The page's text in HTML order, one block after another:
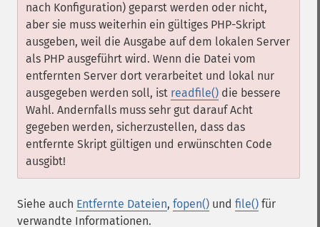
nach Konfiguration) geparst werden oder nicht,
aber sie muss weiterhin ein gültiges PHP-Skript
ausgeben, weil die Ausgabe auf dem lokalen Server
als PHP ausgeführt wird. Wenn die Datei vom
entfernten Server dort verarbeitet und lokal nur
ausgegeben werden soll, ist readfile() die bessere
Wahl. Andernfalls muss sehr gut darauf Acht
gegeben werden, sicherzustellen, dass das
entfernte Skript gültigen und erwünschten Code
ausgibt!
Siehe auch Entfernte Dateien, fopen() und file() für
verwandte Informationen.